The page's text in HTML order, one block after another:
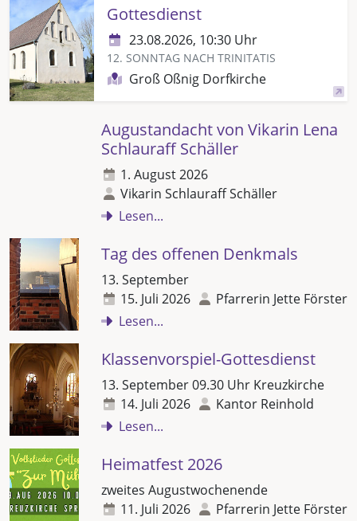
Gottesdienst
23.08.2026, 10:30 Uhr
12. SONNTAG NACH TRINITATIS
Groß Oßnig Dorfkirche
Augustandacht von Vikarin Lena
Schlauraff Schäller
1. August 2026
Vikarin Schlauraff Schäller
Lesen...
Tag des offenen Denkmals
13. September
15. Juli 2026
Pfarrerin Jette Förster
Lesen...
Klassenvorspiel-Gottesdienst
13. September 09.30 Uhr Kreuzkirche
14. Juli 2026
Kantor Reinhold
Lesen...
Heimatfest 2026
zweites Augustwochenende
11. Juli 2026
Pfarrerin Jette Förster